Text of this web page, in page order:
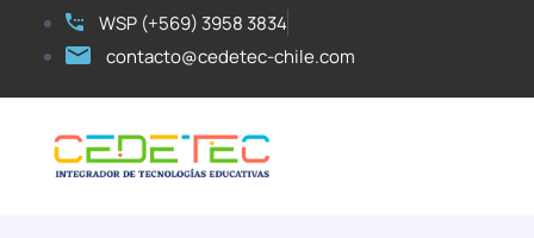
WSP (+569) 3958 3834
contacto@cedetec-chile.com